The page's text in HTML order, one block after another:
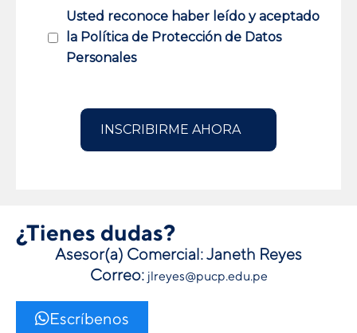
Usted reconoce haber leído y aceptado
la Política de Protección de Datos
Personales
¿Tienes dudas?
Asesor(a) Comercial: Janeth Reyes
Correo: jlreyes@pucp.edu.pe
Escríbenos